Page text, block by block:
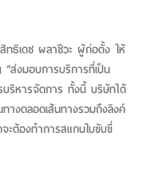
ทธิเดช ผลาชีวะ ผู้ก่อตั้ง ให้
ส่งมอบการบริการที่เป็น
ริหารจัดการ ทั้งนี้ บริษัทได้
างตลอดเส้นทางรวมถึงลิงค์
ต้องทำการสแกนใบขับขี่